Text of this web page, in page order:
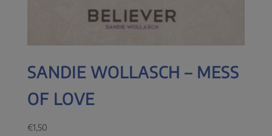
SANDIE WOLLASCH – MESS
OF LOVE
€1,50